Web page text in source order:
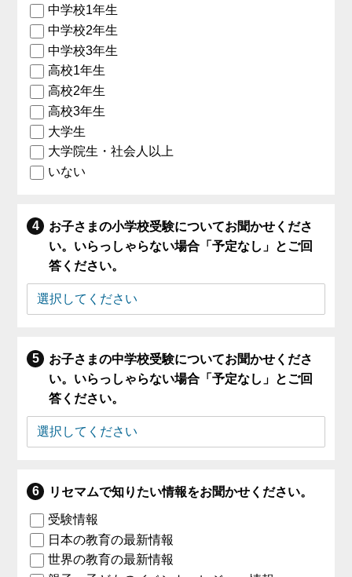
中学校1年生
中学校2年生
中学校3年生
高校1年生
高校2年生
高校3年生
大学生
大学院生・社会人以上
いない
お子さまの小学校受験についてお聞かせくださ
い。いらっしゃらない場合「予定なし」とご回
答ください。
お子さまの中学校受験についてお聞かせくださ
い。いらっしゃらない場合「予定なし」とご回
答ください。
リセマムで知りたい情報をお聞かせください。
受験情報
日本の教育の最新情報
世界の教育の最新情報